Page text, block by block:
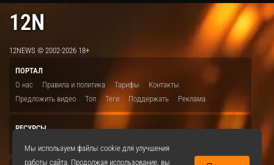
12N
12NEWS © 2002-2026 18+
ПОРТАЛ
О нас
Правила и политика Тарифы
Контакты
Предложить видео
Топ Теги Поддержать Реклама
РЕСУРСЫ
Мы используем файлы cookie для улучшения
работы сайта. Продолжая использование, вы